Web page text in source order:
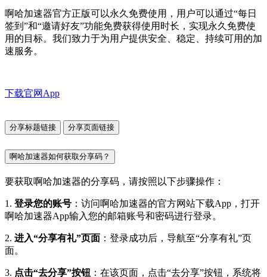
啊哈加速器官方正版可以永久免费使用，用户可以通过“每日
签到”和“邀请好友”功能免费获得使用时长，实现永久免费使
用的目标。我们致力于为用户提供安全、稳定、持续可用的加
速服务。
下载官网App
分享标题链接 分享页面链接
啊哈加速器如何获取分享码？
要获取啊哈加速器的分享码，请按照以下步骤操作：
1. 登录您的账号 ：访问啊哈加速器的官方网站下载App，打开
啊哈加速器App输入您的邮箱账号和密码进行登录。
2. 进入“分享有礼”页面 ：登录成功后，导航至“分享有礼”页
面。
3. 点击“去分享”按钮 ：在该页面，点击“去分享”按钮，系统将